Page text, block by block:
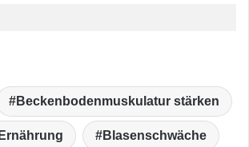
Beckenbodenmuskulatur stärken
Blasenschwäche